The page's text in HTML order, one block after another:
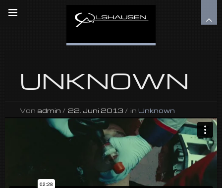
UNKNOWN
Von admin / 22. Juni 2013 / in Unknown